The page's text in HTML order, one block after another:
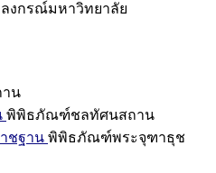
งกรณ์มหาวิทยาลัย
าน
พิพิธภัณฑ์ชลทัศนสถาน
ชฐาน พิพิธภัณฑ์พระจุฑาธุช